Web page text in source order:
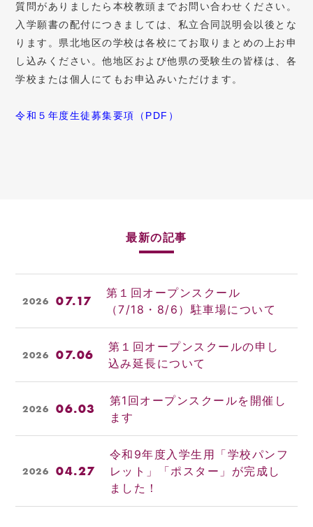
質問がありましたら本校教頭までお問い合わせください。
入学願書の配付につきましては、私立合同説明会以後とな
ります。県北地区の学校は各校にてお取りまとめの上お申
し込みください。他地区および他県の受験生の皆様は、各
学校または個人にてもお申込みいただけます。
令和５年度生徒募集要項（PDF ）
最新の記事
2026 07.17
第１回オープンスクール
（7/18・8/6）駐車場について
2026 07.06
第１回オープンスクールの申し
込み延長について
2026 06.03
第1回オープンスクールを開催し
ます
2026 04.27
令和9年度入学生用「学校パンフ
レット」「ポスター」が完成し
ました！